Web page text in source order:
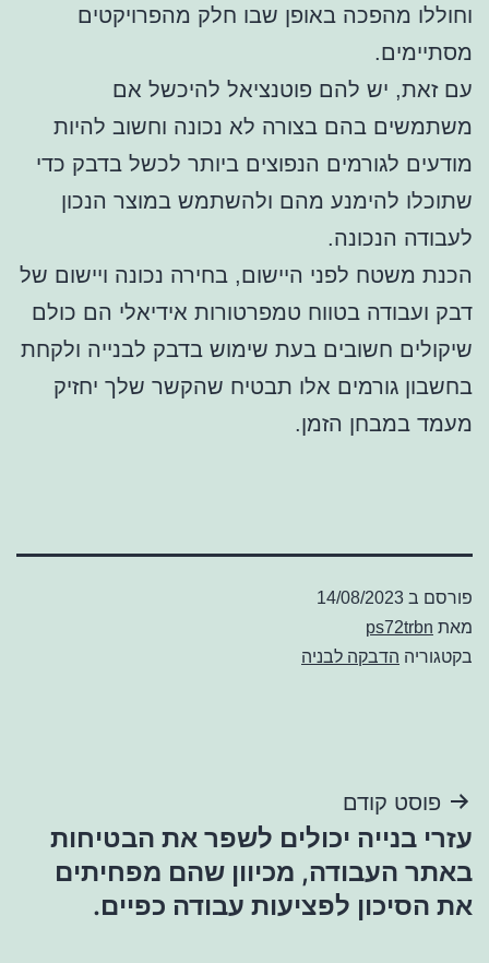
וחוללו מהפכה באופן שבו חלק מהפרויקטים
מסתיימים.
עם זאת, יש להם פוטנציאל להיכשל אם
משתמשים בהם בצורה לא נכונה וחשוב להיות
מודעים לגורמים הנפוצים ביותר לכשל בדבק כדי
שתוכלו להימנע מהם ולהשתמש במוצר הנכון
לעבודה הנכונה.
הכנת משטח לפני היישום, בחירה נכונה ויישום של
דבק ועבודה בטווח טמפרטורות אידיאלי הם כולם
שיקולים חשובים בעת שימוש בדבק לבנייה ולקחת
בחשבון גורמים אלו תבטיח שהקשר שלך יחזיק
מעמד במבחן הזמן.
פורסם ב 14/08/2023
מאת ps72trbn
בקטגוריה הדבקה לבניה
ניווט
פוסט קודם
עזרי בנייה יכולים לשפר את הבטיחות
באתר העבודה, מכיוון שהם מפחיתים
את הסיכון לפציעות עבודה כפיים.